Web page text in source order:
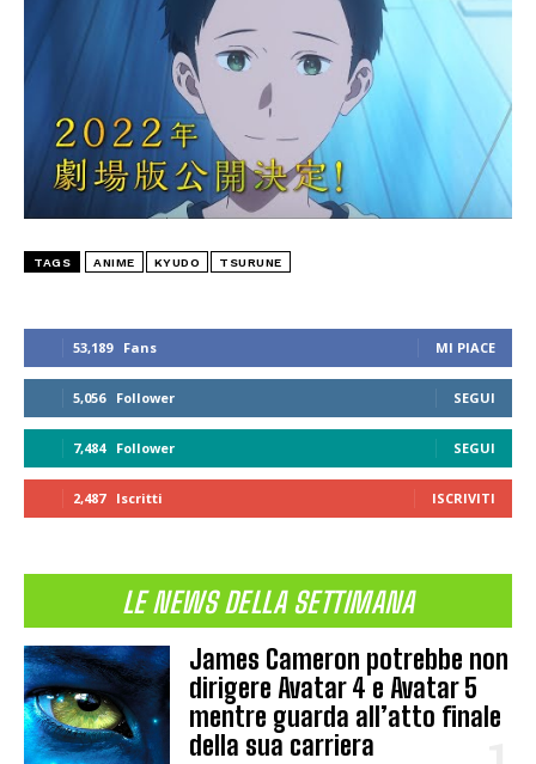
53,189 Fans MI PIACE
5,056 Follower SEGUI
7,484 Follower SEGUI
2,487 Iscritti ISCRIVITI
LE NEWS DELLA SETTIMANA
James Cameron potrebbe non
dirigere Avatar 4 e Avatar 5
mentre guarda all’atto finale
della sua carriera
TAGS ANIME KYUDO TSURUNE